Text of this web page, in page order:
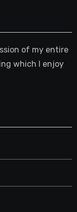
of my entire
which I enjoy